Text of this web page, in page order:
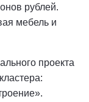
рублей.
мебель и
проекта